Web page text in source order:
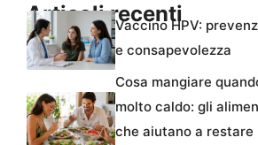
Articoli recenti
Vaccino HPV:
e consapevolezza
Cosa mangiare
molto caldo: gli
che aiutano a restare